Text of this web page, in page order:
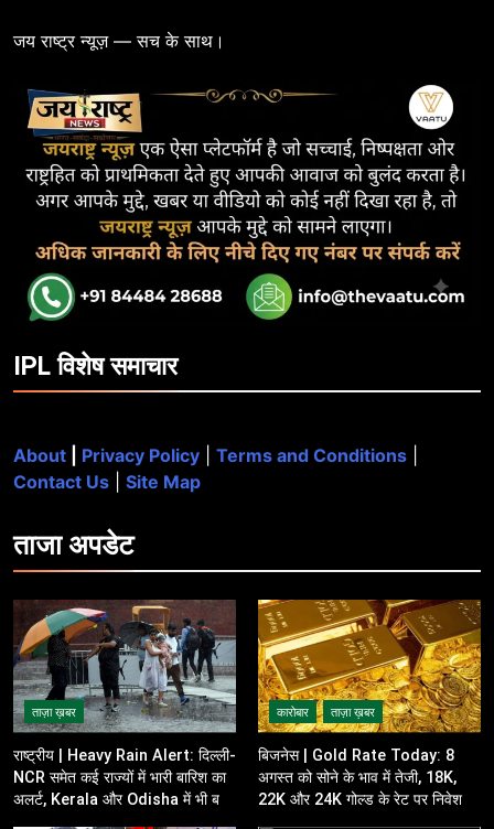
जय राष्ट्र न्यूज़ — सच के साथ।
IPL विशेष समाचार
About Privacy Policy Terms and Conditions
Contact Us
Site Map
ताजाअपडेट
ताज़ा ख़बर
राष्ट्रीय | Heavy Rain Alert: दिल्ली-
NCR समेत कई राज्यों में भारी बारिश का
अलर्ट, Kerala और Odisha में भी बढ़ी
कारोबार ताज़ा ख़बर
बिजनेस | Gold Rate Today: 8
अगस्त को सोने के भाव में तेजी, 18K,
22K और 24K गोल्ड के रेट पर निवेशकों